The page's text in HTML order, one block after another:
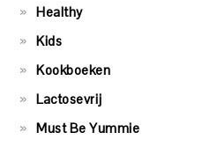
Healthy
Kids
Kookboeken
Lactosevrij
Must Be Yummie